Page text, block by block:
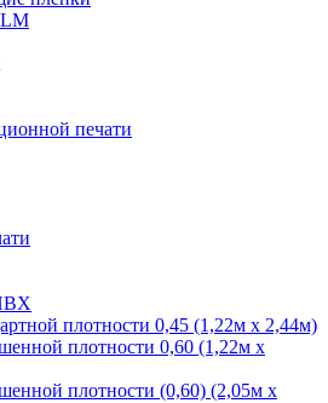
печати
плотности 0,45 (1,22м х 2,44м)
плотности 0,60 (1,22м х
плотности (0,60) (2,05м х